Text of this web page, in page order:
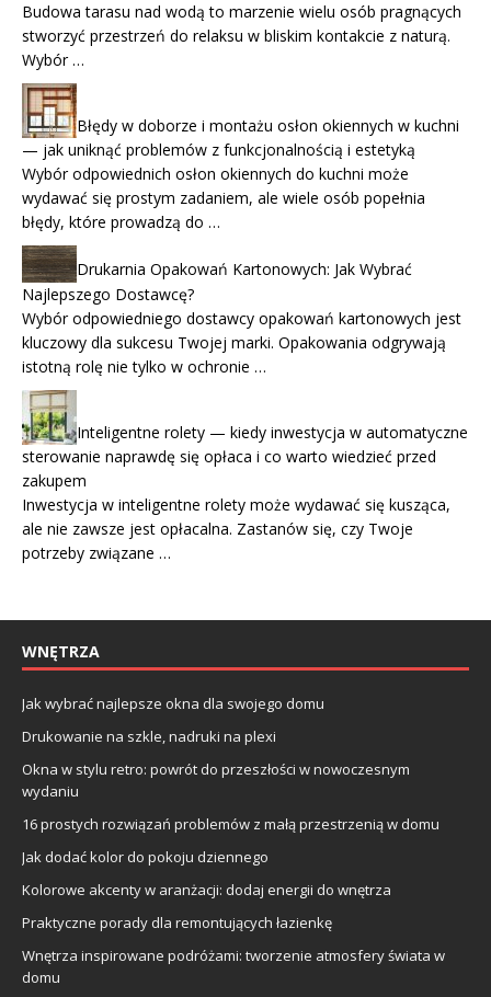
Budowa tarasu nad wodą to marzenie wielu osób pragnących
stworzyć przestrzeń do relaksu w bliskim kontakcie z naturą.
Wybór …
Błędy w doborze i montażu osłon okiennych w kuchni
— jak uniknąć problemów z funkcjonalnością i estetyką
Wybór odpowiednich osłon okiennych do kuchni może
wydawać się prostym zadaniem, ale wiele osób popełnia
błędy, które prowadzą do …
Drukarnia Opakowań Kartonowych: Jak Wybrać
Najlepszego Dostawcę?
Wybór odpowiedniego dostawcy opakowań kartonowych jest
kluczowy dla sukcesu Twojej marki. Opakowania odgrywają
istotną rolę nie tylko w ochronie …
Inteligentne rolety — kiedy inwestycja w automatyczne
sterowanie naprawdę się opłaca i co warto wiedzieć przed
zakupem
Inwestycja w inteligentne rolety może wydawać się kusząca,
ale nie zawsze jest opłacalna. Zastanów się, czy Twoje
potrzeby związane …
WNĘTRZA
Jak wybrać najlepsze okna dla swojego domu
Drukowanie na szkle, nadruki na plexi
Okna w stylu retro: powrót do przeszłości w nowoczesnym
wydaniu
16 prostych rozwiązań problemów z małą przestrzenią w domu
Jak dodać kolor do pokoju dziennego
Kolorowe akcenty w aranżacji: dodaj energii do wnętrza
Praktyczne porady dla remontujących łazienkę
Wnętrza inspirowane podróżami: tworzenie atmosfery świata w
domu